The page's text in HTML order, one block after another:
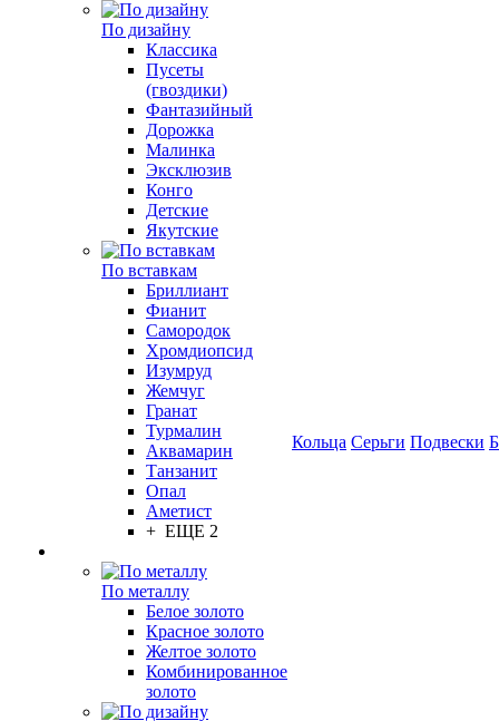
По дизайну
Классика
Пусеты
(гвоздики)
Фантазийный
Дорожка
Малинка
Эксклюзив
Конго
Детские
Якутские
По вставкам
Бриллиант
Фианит
Самородок
Хромдиопсид
Изумруд
Жемчуг
Гранат
Турмалин
Аквамарин
Танзанит
Опал
Аметист
+ ЕЩЕ 2
По металлу
Белое золото
Красное золото
Желтое золото
Комбинированное
золото
Кольца Серьги Подвески